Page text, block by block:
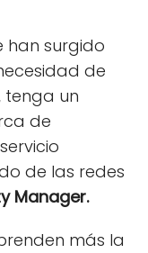
han surgido
de
tenga un
de
de las redes
Manager.
más la